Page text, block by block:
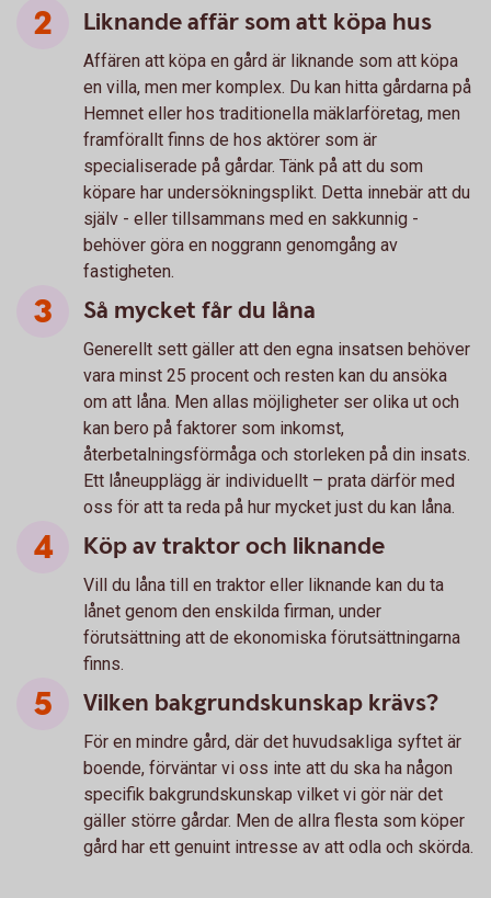
Liknande affär som att köpa hus
Affären att köpa en gård är liknande som att köpa
en villa, men mer komplex. Du kan hitta gårdarna på
Hemnet eller hos traditionella mäklarföretag, men
framförallt finns de hos aktörer som är
specialiserade på gårdar. Tänk på att du som
köpare har undersökningsplikt. Detta innebär att du
själv - eller tillsammans med en sakkunnig -
behöver göra en noggrann genomgång av
fastigheten.
Så mycket får du låna
Generellt sett gäller att den egna insatsen behöver
vara minst 25 procent och resten kan du ansöka
om att låna. Men allas möjligheter ser olika ut och
kan bero på faktorer som inkomst,
återbetalningsförmåga och storleken på din insats.
Ett låneupplägg är individuellt – prata därför med
oss för att ta reda på hur mycket just du kan låna.
Köp av traktor och liknande
Vill du låna till en traktor eller liknande kan du ta
lånet genom den enskilda firman, under
förutsättning att de ekonomiska förutsättningarna
finns.
Vilken bakgrundskunskap krävs?
För en mindre gård, där det huvudsakliga syftet är
boende, förväntar vi oss inte att du ska ha någon
specifik bakgrundskunskap vilket vi gör när det
gäller större gårdar. Men de allra flesta som köper
gård har ett genuint intresse av att odla och skörda.